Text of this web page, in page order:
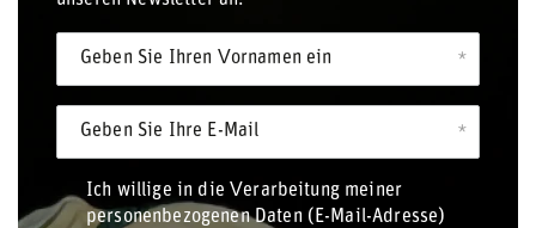
Geben Sie Ihren Vornamen ein
Geben Sie Ihre E-Mail
Ich willige in die Verarbeitung meiner
personenbezogenen Daten (E-Mail-Adresse)